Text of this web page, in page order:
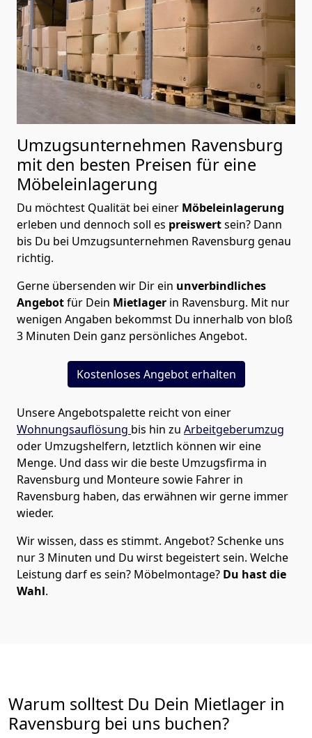
Umzugsunternehmen Ravensburg
mit den besten Preisen für eine
Möbeleinlagerung
Du möchtest Qualität bei einer Möbeleinlagerung
erleben und dennoch soll es preiswertsein? Dann
bis Du bei Umzugsunternehmen Ravensburg genau
richtig.
Gerne übersenden wir Dir ein unverbindliches
Angebotfür Dein Mietlager in Ravensburg. Mit nur
wenigen Angaben bekommst Du innerhalb von bloß
3 Minuten Dein ganz persönliches Angebot.
Kostenloses Angebot erhalten
Unsere Angebotspalette reicht von einer
Wohnungsauflösung bis hin zu Arbeitgeberumzug
oder Umzugshelfern, letztlich können wir eine
Menge. Und dass wir die beste Umzugsfirma in
Ravensburg und Monteure sowie Fahrer in
Ravensburg haben, das erwähnen wir gerne immer
wieder.
Wir wissen, dass es stimmt. Angebot? Schenke uns
nur 3 Minuten und Du wirst begeistert sein. Welche
Leistung darf es sein? Möbelmontage? Du hast die
Wahl.
Warum solltest Du Dein Mietlager in
Ravensburg bei uns buchen?